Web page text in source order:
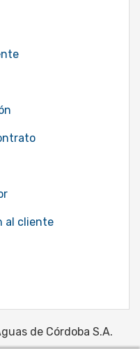
al cliente
de Córdoba S.A.